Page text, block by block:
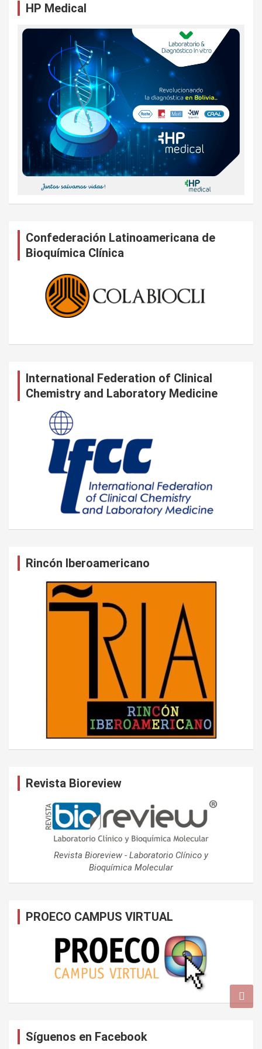
HP Medical
Confederación Latinoamericana de
Bioquímica Clínica
International Federation of Clinical
Chemistry and Laboratory Medicine
Rincón Iberoamericano
Revista Bioreview
Revista Bioreview - Laboratorio Clínico y
Bioquímica Molecular
PROECO CAMPUS VIRTUAL
Síguenos en Facebook